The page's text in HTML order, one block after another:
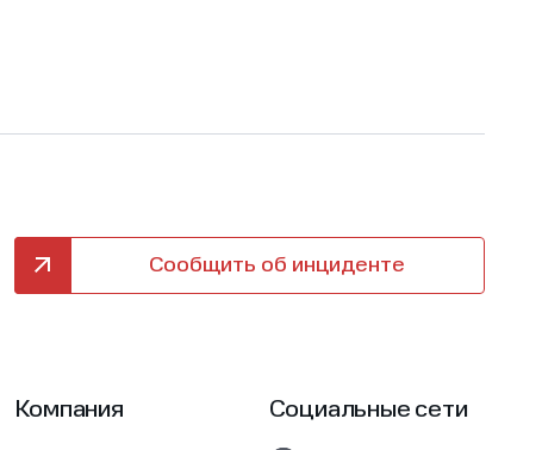
Сообщить об инциденте
Компания Социальные сети